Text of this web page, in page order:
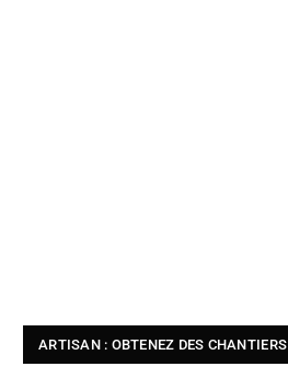
ARTISAN : OBTENEZ DES CHANTIERS